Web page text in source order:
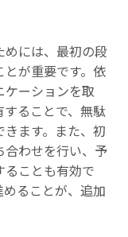
には、最初の段
が重要です。依
ーションを取
ることで、無駄
ます。また、初
合わせを行い、予
ことも有効で
ることが、追加